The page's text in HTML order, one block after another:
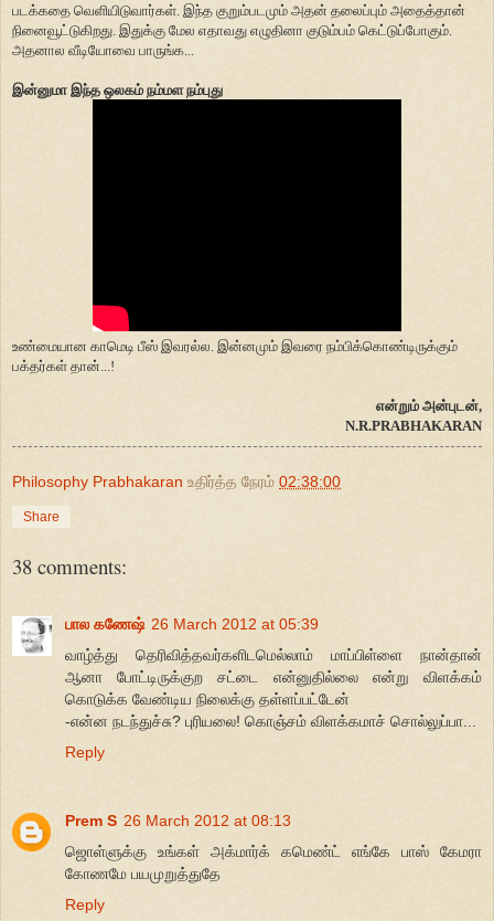
படக்கதை வெளியிடுவார்கள். இந்த குறும்படமும் அதன் தலைப்பும் அதைத்தான்
நினைவூட்டுகிறது. இதுக்கு மேல எதாவது எழுதினா குடும்பம் கெட்டுப்போகும்.
அதனால வீடியோவை பாருங்க...
இன்னுமா இந்த ஒலகம் நம்மள நம்புது
உண்மையான காமெடி பீஸ் இவரல்ல. இன்னமும் இவரை நம்பிக்கொண்டிருக்கும்
பக்தர்கள் தான்...!
என்றும் அன்புடன்,
N.R.PRABHAKARAN
Philosophy Prabhakaran உதிர்த்த நேரம் 02:38:00
Share
38 comments:
பால கணேஷ் 26 March 2012 at 05:39
வாழ்த்து தெரிவித்தவர்களிடமெல்லாம் மாப்பிள்ளை நான்தான்
ஆனா போட்டிருக்குற சட்டை என்னுதில்லை என்று விளக்கம்
கொடுக்க வேண்டிய நிலைக்கு தள்ளப்பட்டேன்
-என்ன நடந்துச்சு? புரியலை! கொஞ்சம் விளக்கமாச் சொல்லுப்பா...
Reply
Prem S 26 March 2012 at 08:13
ஜொள்ளுக்கு உங்கள் அக்மார்க் கமெண்ட் எங்கே பாஸ் கேமரா
கோணமே பயமுறுத்துதே
Reply